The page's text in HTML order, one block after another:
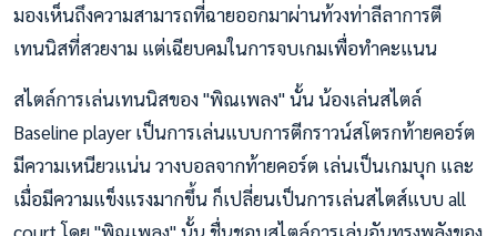
มองเห็นถึงความสามารถที่ฉายออกมาผ่านท้วงท่าลีลาการตี
เทนนิสที่สวยงาม แต่เฉียบคมในการจบเกมเพื่อทำคะแนน
สไตล์การเล่นเทนนิสของ "พิณเพลง" นั้น น้องเล่นสไตล์
Baseline player เป็นการเล่นแบบการตีกราวน์สโตรกท้ายคอร์ต
มีความเหนียวแน่น วางบอลจากท้ายคอร์ต เล่นเป็นเกมบุก และ
เมื่อมีความแข็งแรงมากขึ้น ก็เปลี่ยนเป็นการเล่นสไตส์แบบ all